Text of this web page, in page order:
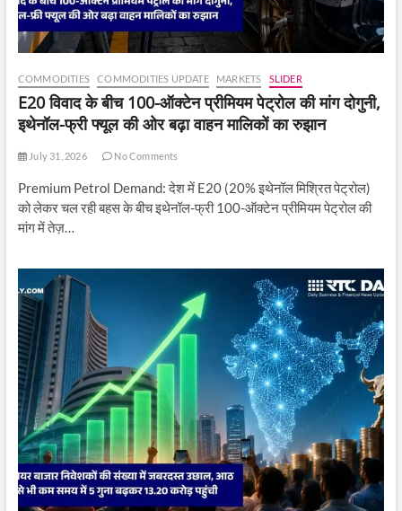
COMMODITIES COMMODITIES UPDATE MARKETS SLIDER
E20 विवाद के बीच 100-ऑक्टेन प्रीमियम पेट्रोल की मांग दोगुनी,
इथेनॉल-फ्री फ्यूल की ओर बढ़ा वाहन मालिकों का रुझान
July 31, 2026 No Comments
Premium Petrol Demand: देश में E20 (20% इथेनॉल मिश्रित पेट्रोल)
को लेकर चल रही बहस के बीच इथेनॉल-फ्री 100-ऑक्टेन प्रीमियम पेट्रोल की
मांग में तेज़…